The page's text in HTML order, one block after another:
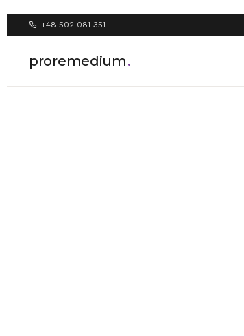
+48 502 081 351
proremedium.